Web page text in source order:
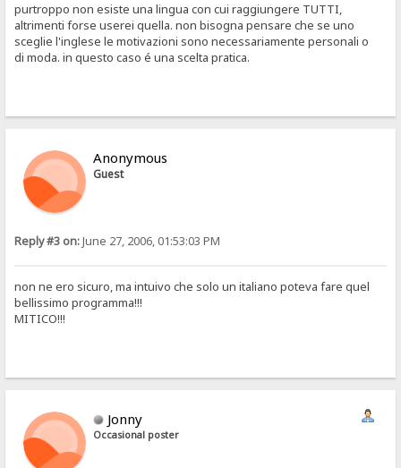
purtroppo non esiste una lingua con cui raggiungere TUTTI,
altrimenti forse userei quella. non bisogna pensare che se uno
sceglie l'inglese le motivazioni sono necessariamente personali o
di moda. in questo caso é una scelta pratica.
Anonymous
Guest
Reply #3 on:June 27, 2006, 01:53:03 PM
non ne ero sicuro, ma intuivo che solo un italiano poteva fare quel
bellissimo programma!!!
MITICO!!!
Jonny
Occasional poster